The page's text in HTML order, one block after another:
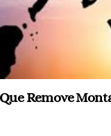
Remove